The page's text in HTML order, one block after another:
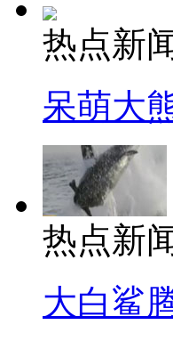
热点新
呆萌大
热点新
大白鲨